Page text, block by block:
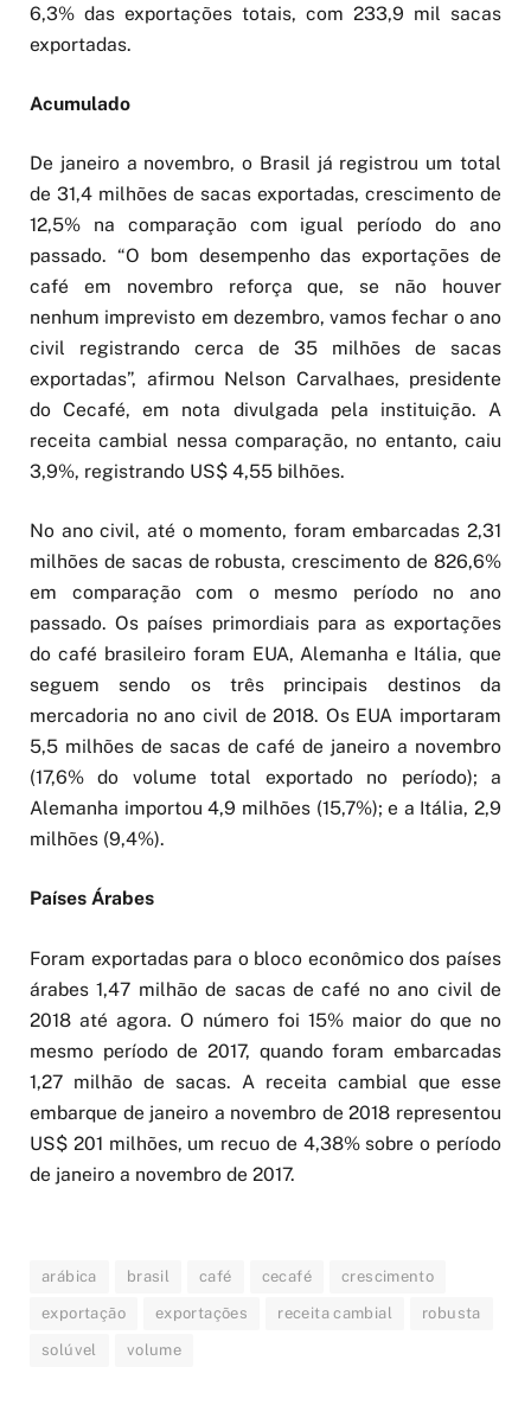
6,3% das exportações totais, com 233,9 mil sacas
exportadas.
Acumulado
De janeiro a novembro, o Brasil já registrou um total
de 31,4 milhões de sacas exportadas, crescimento de
12,5% na comparação com igual período do ano
passado. “O bom desempenho das exportações de
café em novembro reforça que, se não houver
nenhum imprevisto em dezembro, vamos fechar o ano
civil registrando cerca de 35 milhões de sacas
exportadas”, afirmou Nelson Carvalhaes, presidente
do Cecafé, em nota divulgada pela instituição. A
receita cambial nessa comparação, no entanto, caiu
3,9%, registrando US$ 4,55 bilhões.
No ano civil, até o momento, foram embarcadas 2,31
milhões de sacas de robusta, crescimento de 826,6%
em comparação com o mesmo período no ano
passado. Os países primordiais para as exportações
do café brasileiro foram EUA, Alemanha e Itália, que
seguem sendo os três principais destinos da
mercadoria no ano civil de 2018. Os EUA importaram
5,5 milhões de sacas de café de janeiro a novembro
(17,6% do volume total exportado no período); a
Alemanha importou 4,9 milhões (15,7%); e a Itália, 2,9
milhões (9,4%).
Países Árabes
Foram exportadas para o bloco econômico dos países
árabes 1,47 milhão de sacas de café no ano civil de
2018 até agora. O número foi 15% maior do que no
mesmo período de 2017, quando foram embarcadas
1,27 milhão de sacas. A receita cambial que esse
embarque de janeiro a novembro de 2018 representou
US$ 201 milhões, um recuo de 4,38% sobre o período
de janeiro a novembro de 2017.
arábica brasil café cecafé crescimento
exportação exportações receita cambial robusta
solúvel volume